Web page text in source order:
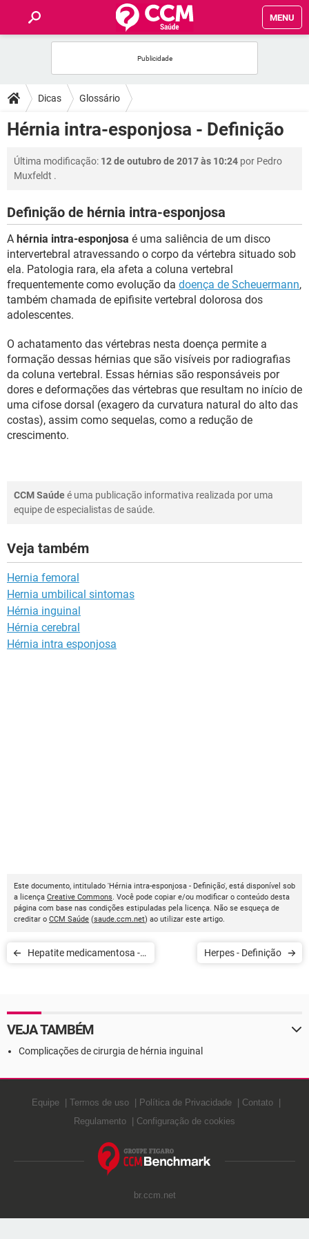
MENU
FÓRUM
SAÚDE
FAMÍLIA
SEXUALIDADE
GLOSSÁRIO
Dicas Glossário
Hérnia intra-esponjosa - Definição
Última modificação: 12 de outubro de 2017 às 10:24 por Pedro
Muxfeldt .
Definição de hérnia intra-esponjosa
A hérnia intra-esponjosa é uma saliência de um disco
intervertebral atravessando o corpo da vértebra situado sob
ela. Patologia rara, ela afeta a coluna vertebral
frequentemente como evolução da doença de Scheuermann,
também chamada de epifisite vertebral dolorosa dos
adolescentes.
O achatamento das vértebras nesta doença permite a
formação dessas hérnias que são visíveis por radiografias
da coluna vertebral. Essas hérnias são responsáveis por
dores e deformações das vértebras que resultam no início de
uma cifose dorsal (exagero da curvatura natural do alto das
costas), assim como sequelas, como a redução de
crescimento.
CCM Saúdeé uma publicação informativa realizada por uma
equipe de especialistas de saúde.
Veja também
Hernia femoral
Hernia umbilical sintomas
Hérnia inguinal
Hérnia cerebral
Hérnia intra esponjosa
Este documento, intitulado 'Hérnia intra-esponjosa - Definição', está disponível sob
a licença Creative Commons. Você pode copiar e/ou modificar o conteúdo desta
página com base nas condições estipuladas pela licença. Não se esqueça de
creditar o CCM Saúde (saude.ccm.net) ao utilizar este artigo.
Hepatite medicamentosa -
Herpes - Definição
VEJA TAMBÉM
Complicações de cirurgia de hérnia inguinal
Equipe Termos de uso Política de Privacidade
Contato
Regulamento
Configuração de cookies
br.ccm.net